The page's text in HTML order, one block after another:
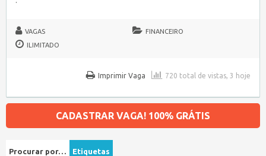
VAGAS
FINANCEIRO
ILIMITADO
720 total de vistas, 3 hoje
Imprimir Vaga
CADASTRAR VAGA! 100% GRÁTIS
Procurar por… Etiquetas